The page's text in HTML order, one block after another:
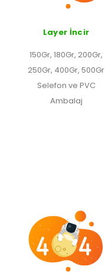
Layer İncir
150Gr, 180Gr, 200Gr,
250Gr, 400Gr, 500Gr
Selefon ve PVC
Ambalaj